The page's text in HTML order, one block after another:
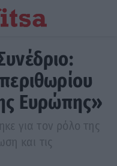
Ευρώπης»
για τον ρόλο της
και τις